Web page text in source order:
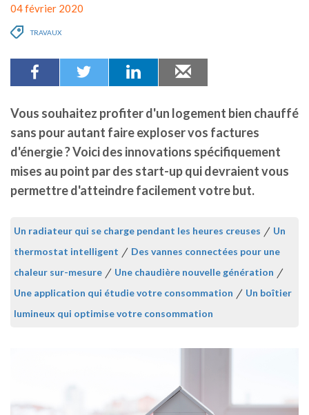
04 février 2020
TRAVAUX
Vous souhaitez profiter d'un logement bien chauffé
sans pour autant faire exploser vos factures
d'énergie ? Voici des innovations spécifiquement
mises au point par des start-up qui devraient vous
permettre d'atteindre facilement votre but.
Un radiateur qui se charge pendant les heures creuses / Un
thermostat intelligent / Des vannes connectées pour une
chaleur sur-mesure / Une chaudière nouvelle génération /
Une application qui étudie votre consommation / Un boîtier
lumineux qui optimise votre consommation